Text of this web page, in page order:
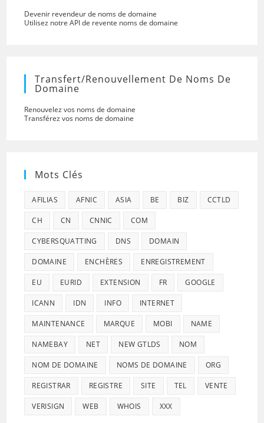
Devenir revendeur de noms de domaine
Utilisez notre API de revente noms de domaine
Transfert/renouvellement De Noms De
Domaine
Renouvelez vos noms de domaine
Transférez vos noms de domaine
Mots Clés
AFILIAS AFNIC ASIA BE BIZ CCTLD
CH CN CNNIC COM
CYBERSQUATTING DNS DOMAIN
DOMAINE ENCHÈRES ENREGISTREMENT
EU EURID EXTENSION FR GOOGLE
ICANN IDN INFO INTERNET
MAINTENANCE MARQUE MOBI NAME
NAMEBAY NET NEW GTLDS NOM
NOM DE DOMAINE NOMS DE DOMAINE ORG
REGISTRAR REGISTRE SITE TEL VENTE
VERISIGN WEB WHOIS XXX